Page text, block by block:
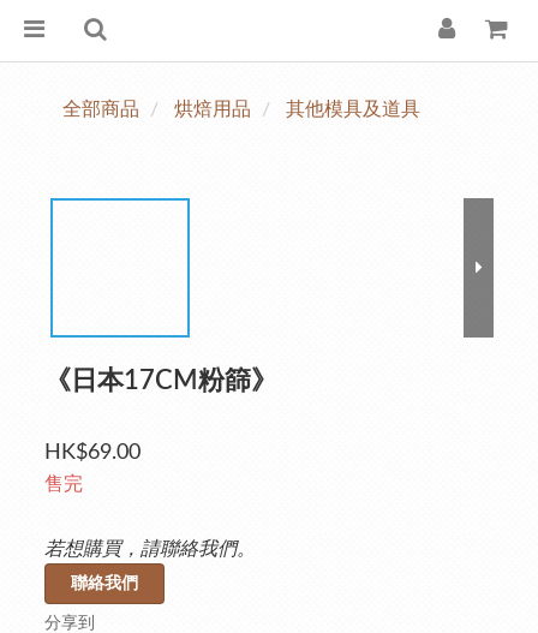
全部商品 烘焙用品 其他模具及道具
《日本17CM粉篩》
HK$69.00
售完
若想購買，請聯絡我們。
聯絡我們
分享到